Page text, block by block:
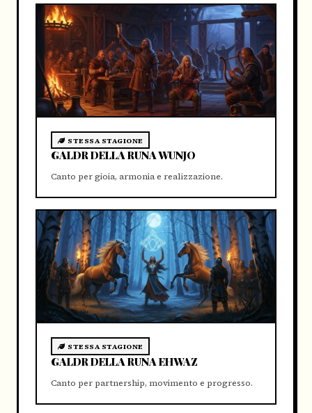
STESSA STAGIONE
GALDR DELLA RUNA WUNJO
Canto per gioia, armonia e realizzazione.
STESSA STAGIONE
GALDR DELLA RUNA EHWAZ
Canto per partnership, movimento e progresso.